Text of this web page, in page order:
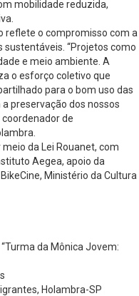
mobilidade reduzida,
reflete o compromisso com a
“Projetos como
e meio ambiente. A
o esforço coletivo que
para o bom uso das
preservação dos nossos
coordenador de
da Lei Rouanet, com
Aegea, apoio da
Ministério da Cultura
da Mônica Jovem:
Holambra-SP